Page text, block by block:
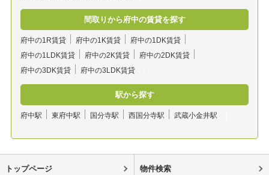
間取りから府中の賃貸を探す
府中の1R賃貸 府中の1K賃貸
府中の1DK賃貸
府中の1LDK賃貸
府中の2K賃貸
府中の2DK賃貸
府中の3DK賃貸
府中の3LDK賃貸
駅から探す
府中駅 東府中駅 国分寺駅 西国分寺駅 武蔵小金井駅
トップページ 物件検索